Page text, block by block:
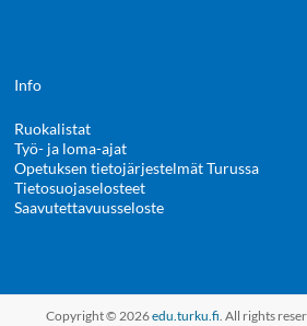
Info
Ruokalistat
Työ- ja loma-ajat
Opetuksen tietojärjestelmät Turussa
Tietosuojaselosteet
Saavutettavuusseloste
Copyright © 2026edu.turku.fi. All rights